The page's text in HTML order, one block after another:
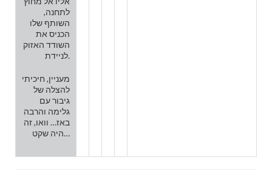
לתחנה,
השותף שלו
הכניס את
השודד האזוק
לניידת.
מעניין, חיכיתי
להצלה של
גיבור עם
גלימה והרבה
באז… וואו, זה
היה שקט…